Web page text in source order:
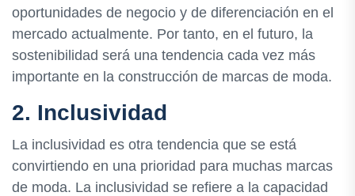
oportunidades de negocio y de diferenciación en el
mercado actualmente. Por tanto, en el futuro, la
sostenibilidad será una tendencia cada vez más
importante en la construcción de marcas de moda.
2. Inclusividad
La inclusividad es otra tendencia que se está
convirtiendo en una prioridad para muchas marcas
de moda. La inclusividad se refiere a la capacidad